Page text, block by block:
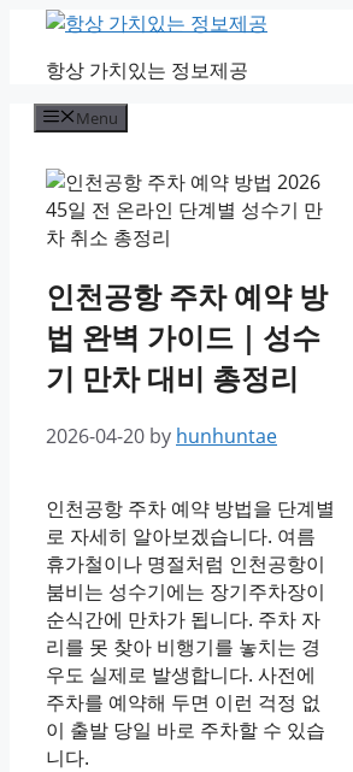
content
항상 가치있는 정보제공
Menu
인천공항 주차 예약 방
법 완벽 가이드｜성수
기 만차 대비 총정리
2026-04-20 by hunhuntae
인천공항 주차 예약 방법을 단계별
로 자세히 알아보겠습니다. 여름
휴가철이나 명절처럼 인천공항이
붐비는 성수기에는 장기주차장이
순식간에 만차가 됩니다. 주차 자
리를 못 찾아 비행기를 놓치는 경
우도 실제로 발생합니다. 사전에
주차를 예약해 두면 이런 걱정 없
이 출발 당일 바로 주차할 수 있습
니다.